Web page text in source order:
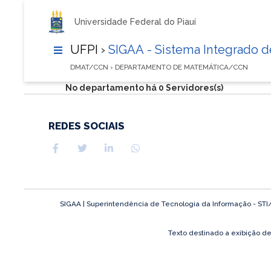
Universidade Federal do Piauí
UFPI › SIGAA - Sistema Integrado
DMAT/CCN › DEPARTAMENTO DE MATEMÁTICA/CCN
No departamento há 0 Servidores(s)
REDES SOCIAIS
SIGAA | Superintendência de Tecnologia da Informação -
Texto destinado a exibição